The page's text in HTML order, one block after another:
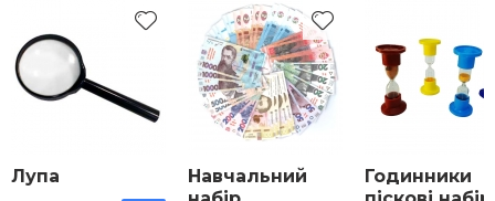
Лупа
Навчальний
Годинники